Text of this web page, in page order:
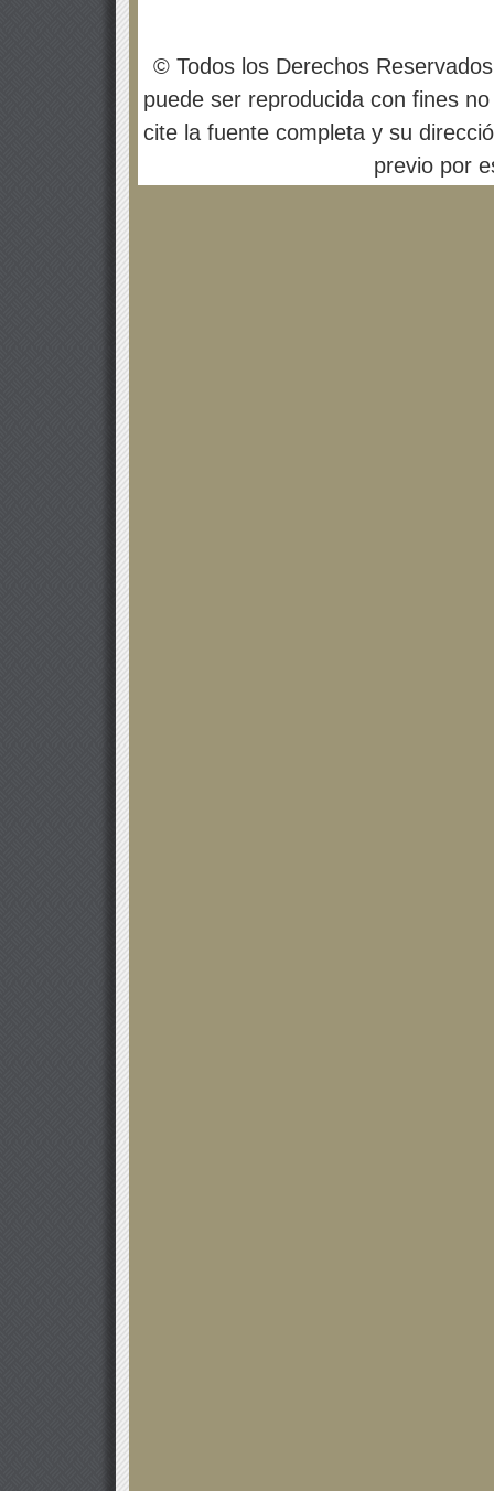
© Todos los Derechos
puede ser reproducida con fines
cite la fuente completa y su
previo por